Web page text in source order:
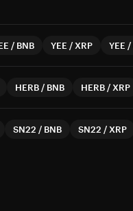
/ BNB YEE / XRP YEE /
HERB / BNB HERB / XRP
SN22 / BNB SN22 / XRP